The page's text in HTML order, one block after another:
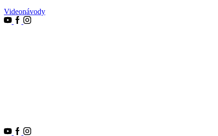
Videonávody
Youtube
Facebook
Instagram
Youtube
Facebook
Instagram